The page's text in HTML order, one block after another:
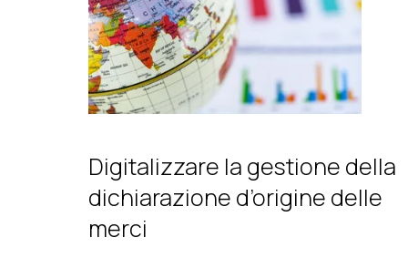
Digitalizzare la gestione della
dichiarazione d’origine delle
merci